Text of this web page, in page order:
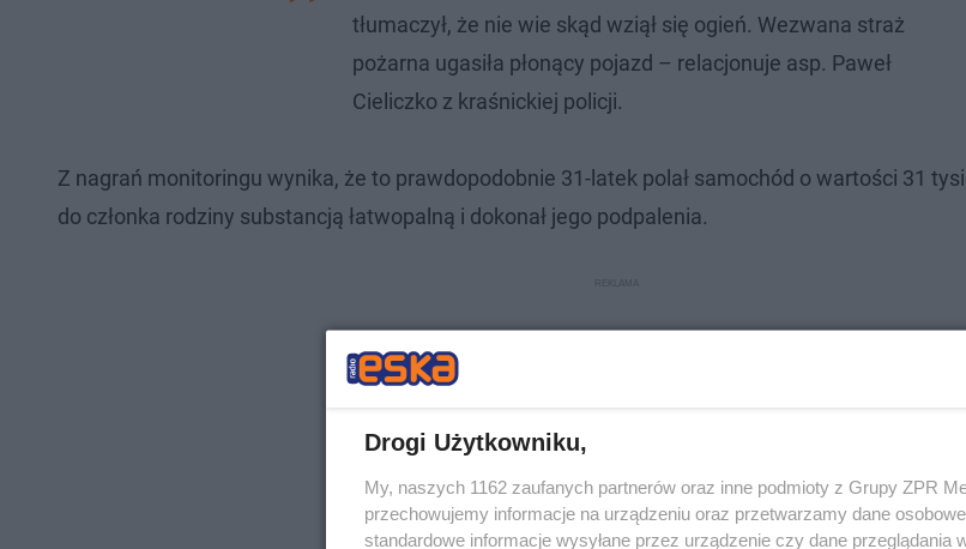
tłumaczył, że nie wie skąd wziął się ogień. Wezwana straż
pożarna ugasiła płonący pojazd – relacjonuje asp. Paweł
Cieliczko z kraśnickiej policji.
Z nagrań monitoringu wynika, że to prawdopodobnie 31-latek polał samochód o wartości 31
do członka rodziny substancją łatwopalną i dokonał jego podpalenia.
Drogi Użytkowniku,
My, naszych 1162 zaufanych partnerów oraz inne podmioty z Grupy ZPR
przechowujemy informacje na urządzeniu oraz przetwarzamy dane
standardowe informacje wysyłane przez urządzenie czy dane przeglądania